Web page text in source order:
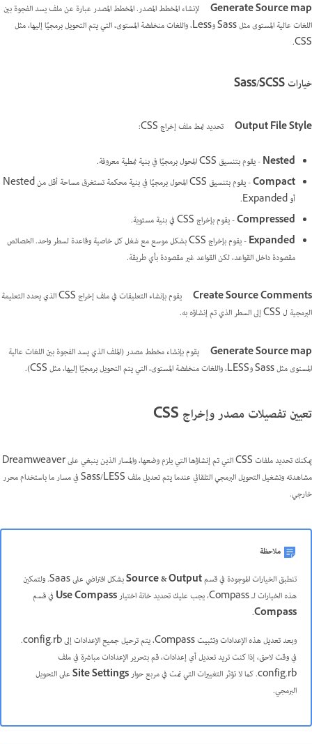
Generate Source map
لإنشاء المخطط المصدر. المخطط المصدر عبارة عن ملف يسد الفجوة بين
اللغات عالية المستوى مثل Sass وLess، واللغات منخفضة المستوى، التي يتم التحويل برمجيًا إليها، مثل
CSS.
خيارات Sass/SCSS
Output File Style تحديد نمط ملف إخراج CSS:
Nested- يقوم بتنسيق CSS المحول برمجيًا في بنية نمطية معروفة.
Compact
- يقوم بتنسيق CSS المحول برمجيًا في بنية محكمة تستغرق مساحة أقل من Nested
أو Expanded.
Compressed- يقوم بإخراج CSS في بنية مستوية.
Expanded
- يقوم بإخراج CSS بشكل موسع مع شغل كل خاصية وقاعدة لسطر واحد. الخصائص
مقصودة داخل القواعد، لكن القواعد غير مقصودة بأي طريقة.
Create Source Comments
يقوم بإنشاء التعليقات في ملف إخراج CSS الذي يحدد التعليمة
البرمجية ل CSS إلى السطر الذي تم إنشاؤه به.
Generate Source map
يقوم بإنشاء مخطط مصدر (الملف الذي يسد الفجوة بين اللغات عالية
المستوى مثل Sass وLESS، واللغات منخفضة المستوى، التي يتم التحويل برمجيًا إليها، مثل CSS).
تعيين تفصيلات مصدر وإخراج CSS
يمكنك تحديد ملفات CSS التي تم إنشاؤها التي يلزم وضعها، والمسار الذين ينبغي على Dreamweaver
مشاهدته وتشغيل التحويل البرمجي التلقائي عندما يتم تعديل ملف Sass/LESS في مسار ما باستخدام محرر
خارجي.
ملاحظة
تنطبق الخيارات الموجودة في قسمSource & Output
بشكل افتراضي على Saas. ولتمكين
هذه الخيارات لـ Compass، يجب عليك تحديد خانة اختيار
Use Compassفي قسم
Compass
.
وبعد تعديل هذه الإعدادات وتثبيت Compass، يتم ترحيل جميع الإعدادات إلى config.rb.
في وقت لاحق، إذا كنت تريد تعديل أي إعدادات، قم بتحرير الإعدادات مباشرة في ملف
config.rb. كما لا تؤثر التغييرات التي تمت في مربع حوار
Site Settingsعلى التحويل
البرمجي.